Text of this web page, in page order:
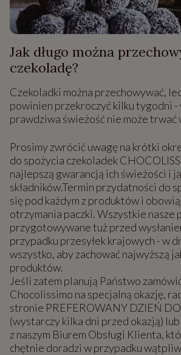
Jak długo można
czekoladę?
Czekoladki można przechowywać,
powinien przekroczyć kilku tygodni -
prawdziwa świeżość nie może trwać
Prosimy zwrócić uwagę na krótki
do spożycia czekoladek
najlepszą gwarancją ich świeżości i
składników.Termin przydatności do
się pod każdym z produktów i
otrzymania paczki. Wszystkie nasze
przygotowywane tuż przed
przypadku przesyłek krajowych - w
wszystko, aby zachować najwyższą
produktów.
Jeśli zatem planują Państwo
Chocolissimo na specjalną okazję,
stronie PREFEROWANY DZIEŃ
(wystarczy kilka dni przed okazją)
z naszym Biurem Obsługi Klienta,
chętnie doradzi w przypadku